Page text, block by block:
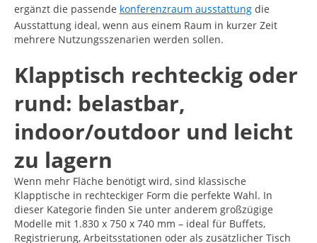
ergänzt die passende konferenzraum ausstattung die
Ausstattung ideal, wenn aus einem Raum in kurzer Zeit
mehrere Nutzungsszenarien werden sollen.
Klapptisch rechteckig oder
rund: belastbar,
indoor/outdoor und leicht
zu lagern
Wenn mehr Fläche benötigt wird, sind klassische
Klapptische in rechteckiger Form die perfekte Wahl. In
dieser Kategorie finden Sie unter anderem großzügige
Modelle mit 1.830 x 750 x 740 mm – ideal für Buffets,
Registrierung, Arbeitsstationen oder als zusätzlicher Tisch